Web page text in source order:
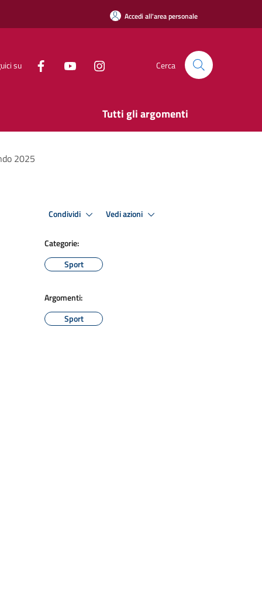
Accedi all'area personale
su Cerca
Tutti gli argomenti
2025
Condividi Vedi azioni
Categorie:
Sport
Argomenti:
Sport